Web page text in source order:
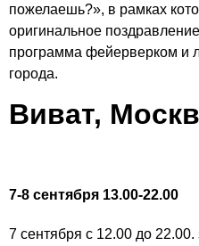
пожелаешь?», в рамках
оригинальное
программа фейерверком и
города.
Виват,
7-8 сентября 13.00-22.00
7 сентября с 12.00 до